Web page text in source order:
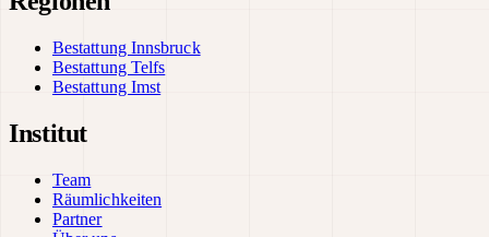
Bestattung Innsbruck
Bestattung Telfs
Bestattung Imst
Institut
Team
Räumlichkeiten
Partner